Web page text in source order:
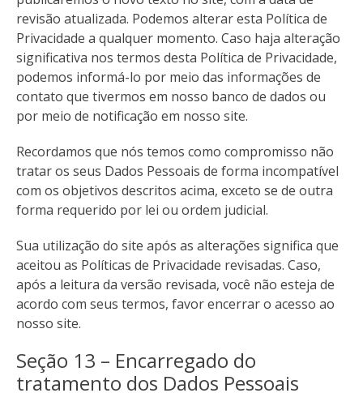
revisão atualizada. Podemos alterar esta Política de
Privacidade a qualquer momento. Caso haja alteração
significativa nos termos desta Política de Privacidade,
podemos informá-lo por meio das informações de
contato que tivermos em nosso banco de dados ou
por meio de notificação em nosso site.
Recordamos que nós temos como compromisso não
tratar os seus Dados Pessoais de forma incompatível
com os objetivos descritos acima, exceto se de outra
forma requerido por lei ou ordem judicial.
Sua utilização do site após as alterações significa que
aceitou as Políticas de Privacidade revisadas. Caso,
após a leitura da versão revisada, você não esteja de
acordo com seus termos, favor encerrar o acesso ao
nosso site.
Seção 13 – Encarregado do
tratamento dos Dados Pessoais